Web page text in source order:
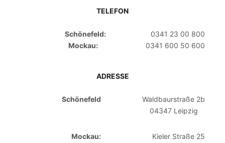
TELEFON
Schönefeld:
0341 23 00 800
Mockau:
0341 600 50 600
ADRESSE
Schönefeld
Waldbaurstraße 2b
04347 Leipzig
Mockau:
Kieler Straße 25